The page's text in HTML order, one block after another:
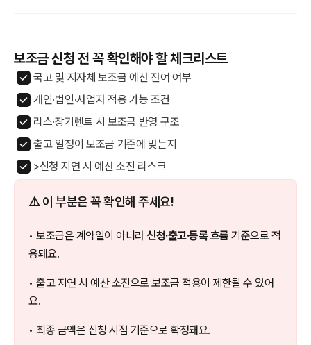
보조금 신청 전 꼭 확인해야 할 체크리스트
국고 및 지자체 보조금 예산 잔여 여부
개인·법인·사업자 적용 가능 조건
리스·장기렌트 시 보조금 반영 구조
출고 일정이 보조금 기준에 맞는지
>신청 지연 시 예산 소진 리스크
⚠️ 이 부분은 꼭 확인해 주세요!
• 보조금은 계약일이 아니라신청·출고·등록 흐름 기준으로 적
용돼요.
• 출고 지연 시 예산 소진으로 보조금 적용이 제한될 수 있어
요.
• 최종 금액은 신청 시점 기준으로 확정돼요.